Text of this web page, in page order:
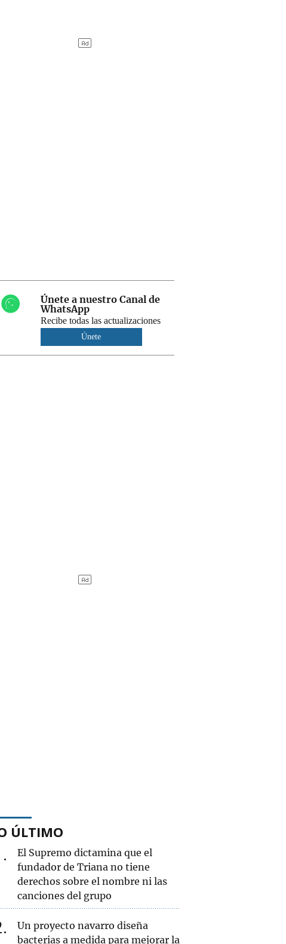
Únete a nuestro Canal de
WhatsApp
Recibe todas las actualizaciones
Únete
ÚLTIMO
El Supremo dictamina que el
fundador de Triana no tiene
derechos sobre el nombre ni las
canciones del grupo
Un proyecto navarro diseña
bacterias a medida para mejorar la